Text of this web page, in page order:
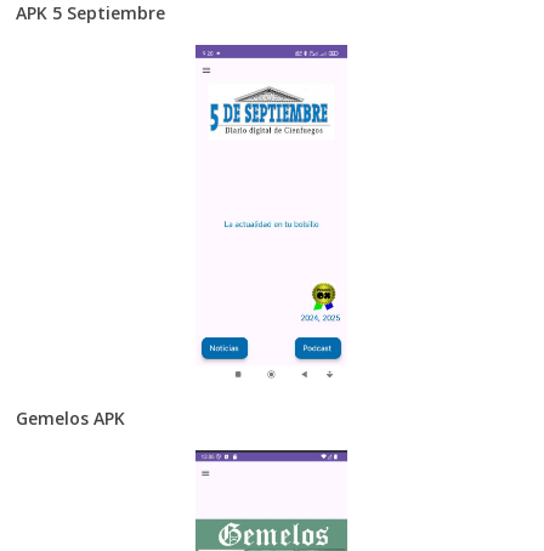
APK 5 Septiembre
Gemelos APK